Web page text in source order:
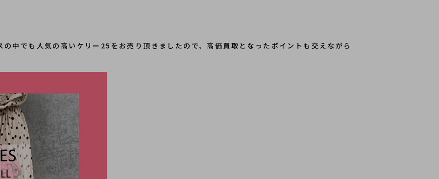
中でも人気の高いケリー25をお売り頂きましたので、高価買取となったポイントも交えながら